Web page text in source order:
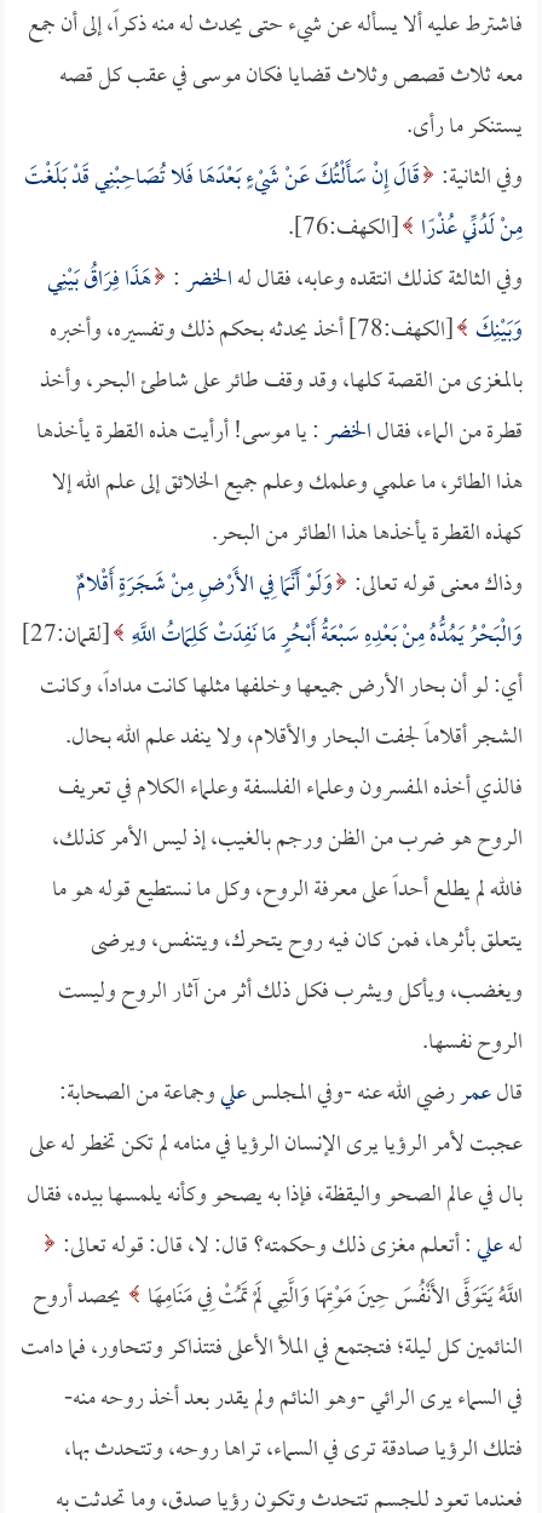
فاشترط عليه ألا يسأله عن شيء حتى يحدث له منه ذكراً، إلى أن جمع
معه ثلاث قصص وثلاث قضايا فكان موسى في عقب كل قصه
يستنكر ما رأى.
وفي الثانية: قَالَ إِنْ سَأَلْتُكَ عَنْ شَيْءٍ بَعْدَهَا فَلا تُصَاحِبْنِي قَدْ بَلَغْتَ
مِنْ لَدُنِّي عُذْرًا [الكهف:76].
وفي الثالثة كذلك انتقده وعابه، فقال لهالخضر: هَذَا فِرَاقُ بَيْنِي
وَبَيْنِكَ
[الكهف:78] أخذ يحدثه بحكم ذلك وتفسيره، وأخبره
بالمغزى من القصة كلها، وقد وقف طائر على شاطئ البحر، وأخذ
قطرة من الماء، فقالالخضر: يا موسى! أرأيت هذه القطرة يأخذها
هذا الطائر، ما علمي وعلمك وعلم جميع الخلائق إلى علم الله إلا
كهذه القطرة يأخذها هذا الطائر من البحر.
وذاك معنى قوله تعالى: وَلَوْ أَنَّمَا فِي الأَرْضِ مِنْ شَجَرَةٍ أَقْلامٌ
وَالْبَحْرُ يَمُدُّهُ مِنْ بَعْدِهِ سَبْعَةُ أَبْحُرٍ مَا نَفِدَتْ كَلِمَاتُ اللَّهِ
[لقمان:27]
أي: لو أن بحار الأرض جميعها وخلفها مثلها كانت مداداً، وكانت
الشجر أقلاماً لجفت البحار والأقلام، ولا ينفد علم الله بحال.
فالذي أخذه المفسرون وعلماء الفلسفة وعلماء الكلام في تعريف
الروح هو ضرب من الظن ورجم بالغيب، إذ ليس الأمر كذلك،
فالله لم يطلع أحداً على معرفة الروح، وكل ما نستطيع قوله هو ما
يتعلق بأثرها، فمن كان فيه روح يتحرك، ويتنفس، ويرضى
ويغضب، ويأكل ويشرب فكل ذلك أثر من آثار الروح وليست
الروح نفسها.
قالعمررضي الله عنه -وفي المجلسعليوجماعة من الصحابة:
عجبت لأمر الرؤيا يرى الإنسان الرؤيا في منامه لم تكن تخطر له على
بال في عالم الصحو واليقظة، فإذا به يصحو وكأنه يلمسها بيده، فقال
لهعلي: أتعلم مغزى ذلك وحكمته؟ قال: لا، قال: قوله تعالى:
اللَّهُ يَتَوَفَّى الأَنْفُسَ حِينَ مَوْتِهَا وَالَّتِي لَمْ تَمُتْ فِي مَنَامِهَا
يحصد أروح
النائمين كل ليلة؛ فتجتمع في الملأ الأعلى فتتذاكر وتتحاور، فما دامت
في السماء يرى الرائي -وهو النائم ولم يقدر بعد أخذ روحه منه-
فتلك الرؤيا صادقة ترى في السماء، تراها روحه، وتتحدث بها،
فعندما تعود للجسم تتحدث وتكون رؤيا صدق، وما تحدثت به